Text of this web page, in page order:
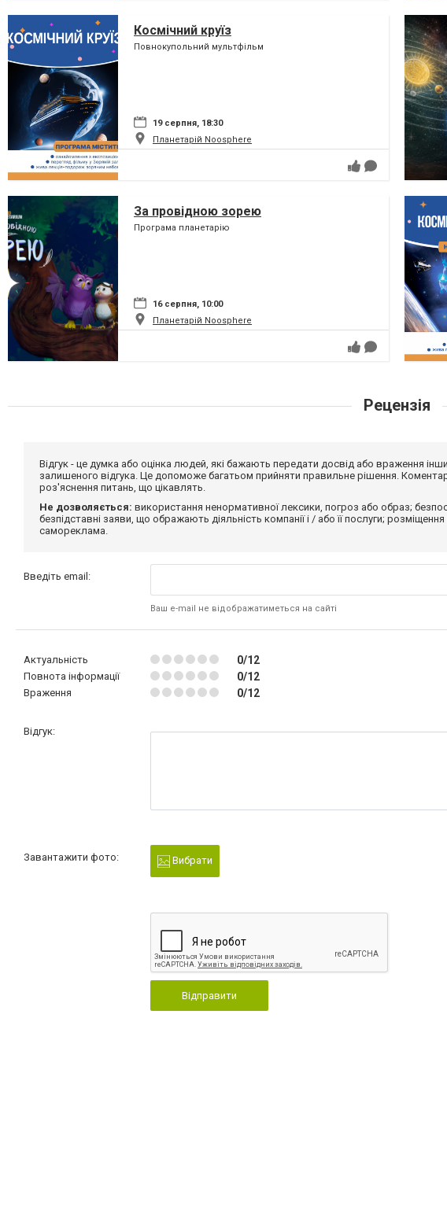
Космічний круїз
Повнокупольний мультфільм
19 серпня, 18:30
Планетарій Noosphere
За провідною зорею
Програма планетарію
16 серпня, 10:00
Планетарій Noosphere
Рецензія
Відгук - це думка або оцінка людей, які бажають передати досвід або враження
залишеного відгука. Це допоможе багатьом прийняти правильне рішення.
роз'яснення питань, що цікавлять.
Не дозволяється: використання ненормативної лексики, погроз або образ;
безпідставні заяви, що ображають діяльність компанії і / або її послуги;
самореклама.
Введіть email:
Ваш e-mail не відображатиметься на сайті
Актуальність 0/12
Повнота інформації 0/12
Враження 0/12
Відгук:
Завантажити фото: Вибрати
Відправити